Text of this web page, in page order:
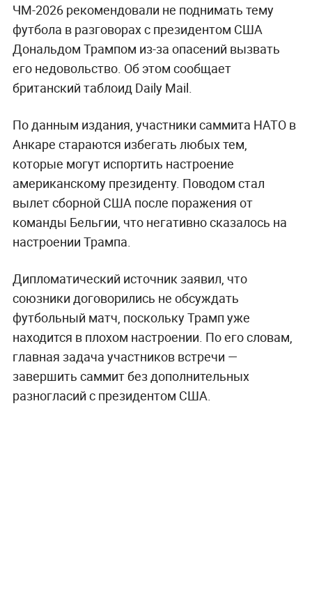
ЧМ-2026 рекомендовали не поднимать тему
футбола в разговорах с президентом США
Дональдом Трампом из-за опасений вызвать
его недовольство. Об этом сообщает
британский таблоид Daily Mail.
По данным издания, участники саммита НАТО в
Анкаре стараются избегать любых тем,
которые могут испортить настроение
американскому президенту. Поводом стал
вылет сборной США после поражения от
команды Бельгии, что негативно сказалось на
настроении Трампа.
Дипломатический источник заявил, что
союзники договорились не обсуждать
футбольный матч, поскольку Трамп уже
находится в плохом настроении. По его словам,
главная задача участников встречи —
завершить саммит без дополнительных
разногласий с президентом США.